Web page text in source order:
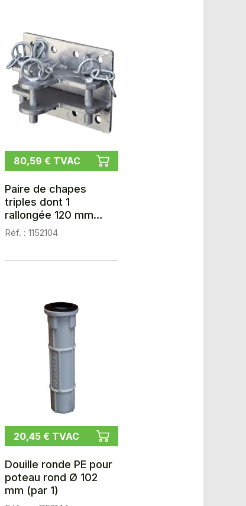
80,59 € TVAC
Paire de chapes
triples dont 1
rallongée 120 mm
hors tout
Réf. : 1152104
20,45 € TVAC
Douille ronde PE pour
poteau rond Ø 102
mm (par 1)